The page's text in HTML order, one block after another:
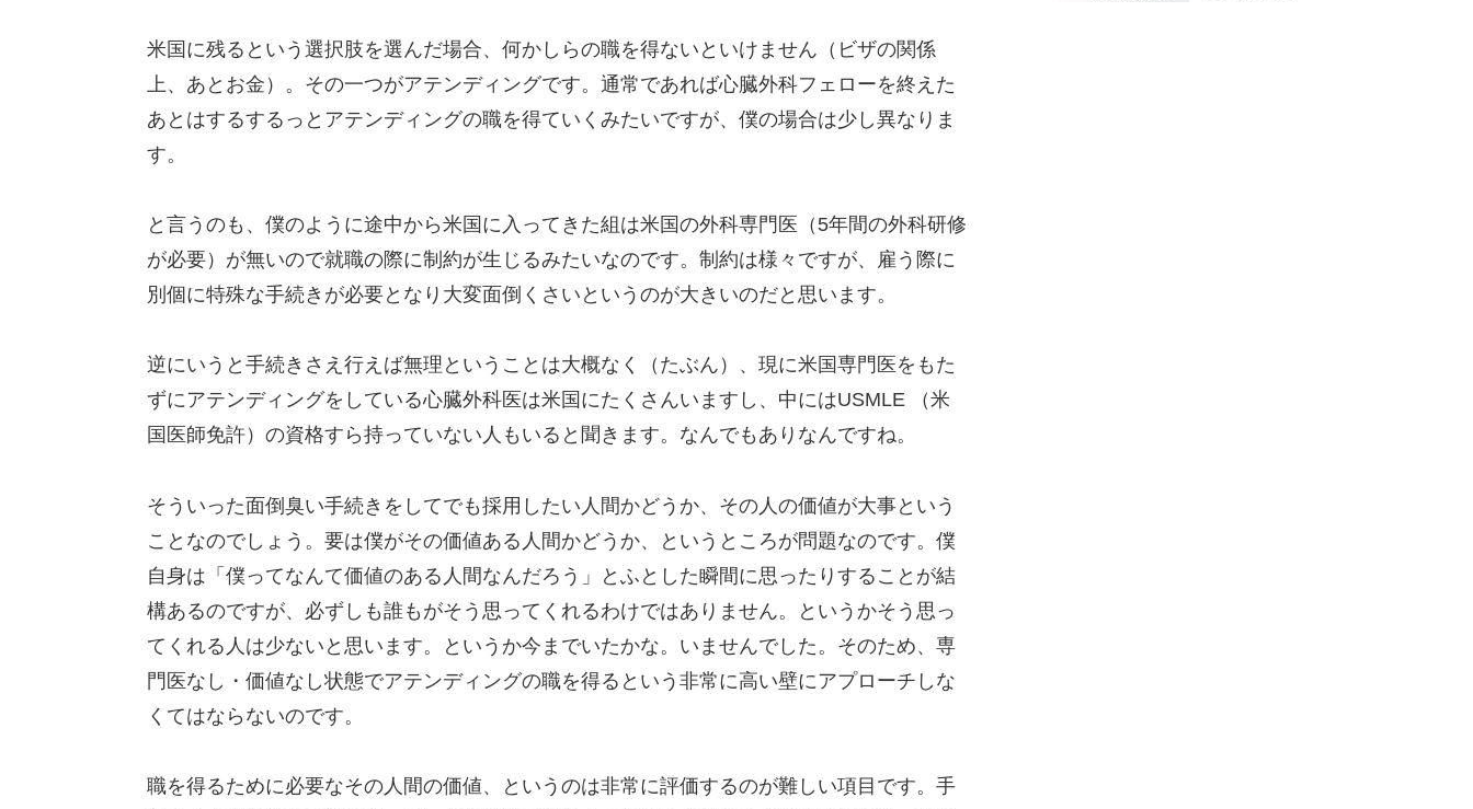
米国に残るという選択肢を選んだ場合、何かしらの職を得ないといけません（ビザの関係
上、あとお金）。その一つがアテンディングです。通常であれば心臓外科フェローを終えた
あとはするするっとアテンディングの職を得ていくみたいですが、僕の場合は少し異なりま
す。
と言うのも、僕のように途中から米国に入ってきた組は米国の外科専門医（5年間の外科研修
が必要）が無いので就職の際に制約が生じるみたいなのです。制約は様々ですが、雇う際に
別個に特殊な手続きが必要となり大変面倒くさいというのが大きいのだと思います。
逆にいうと手続きさえ行えば無理ということは大概なく（たぶん）、現に米国専門医をもた
ずにアテンディングをしている心臓外科医は米国にたくさんいますし、中にはUSMLE （米
国医師免許）の資格すら持っていない人もいると聞きます。なんでもありなんですね。
そういった面倒臭い手続きをしてでも採用したい人間かどうか、その人の価値が大事という
ことなのでしょう。要は僕がその価値ある人間かどうか、というところが問題なのです。僕
自身は「僕ってなんて価値のある人間なんだろう」とふとした瞬間に思ったりすることが結
構あるのですが、必ずしも誰もがそう思ってくれるわけではありません。というかそう思っ
てくれる人は少ないと思います。というか今までいたかな。いませんでした。そのため、専
門医なし・価値なし状態でアテンディングの職を得るという非常に高い壁にアプローチしな
くてはならないのです。
職を得るために必要なその人間の価値、というのは非常に評価するのが難しい項目です。手